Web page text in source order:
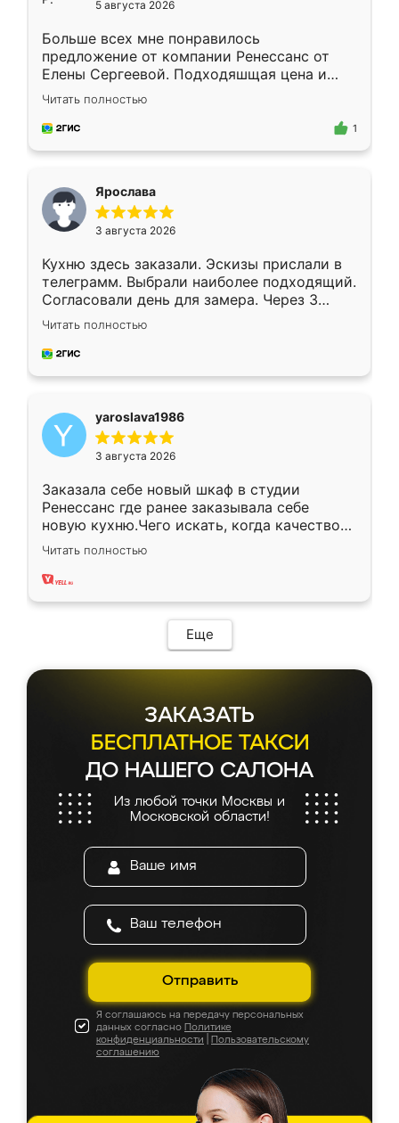
5 августа 2026
Больше всех мне понравилось
предложение от компании Ренессанс от
Елены Сергеевой. Подходяшщая цена и
короткие сроки изготовления. Приехавший
для замера сотрудник Владислав
предложил по моему эскизу самый
Читать полностью
1
Ярослава
3 августа 2026
Кухню здесь заказали. Эскизы прислали в
телеграмм. Выбрали наиболее подходящий.
Согласовали день для замера. Через 3
недели кухня была уже готова. Остались
довольны работой. Спасибо Ренессанс
мебель за качественную работу!
Читать полностью
yaroslava1986
3 августа 2026
Заказала себе новый шкаф в студии
Ренессанс где ранее заказывала себе
новую кухню.Чего искать, когда качеством
вполне довольна. Служит кухня уже почти
два года, нареканий нет.
Читать полностью
Еще
ЗАКАЗАТЬ
БЕСПЛАТНОЕ ТАКСИ
ДО НАШЕГО САЛОНА
Из любой точки Москвы и
Московской области!
Отправить
Я соглашаюсь на передачу персональных
данных согласно Политике
конфиденциальности
Пользовательскому
соглашению